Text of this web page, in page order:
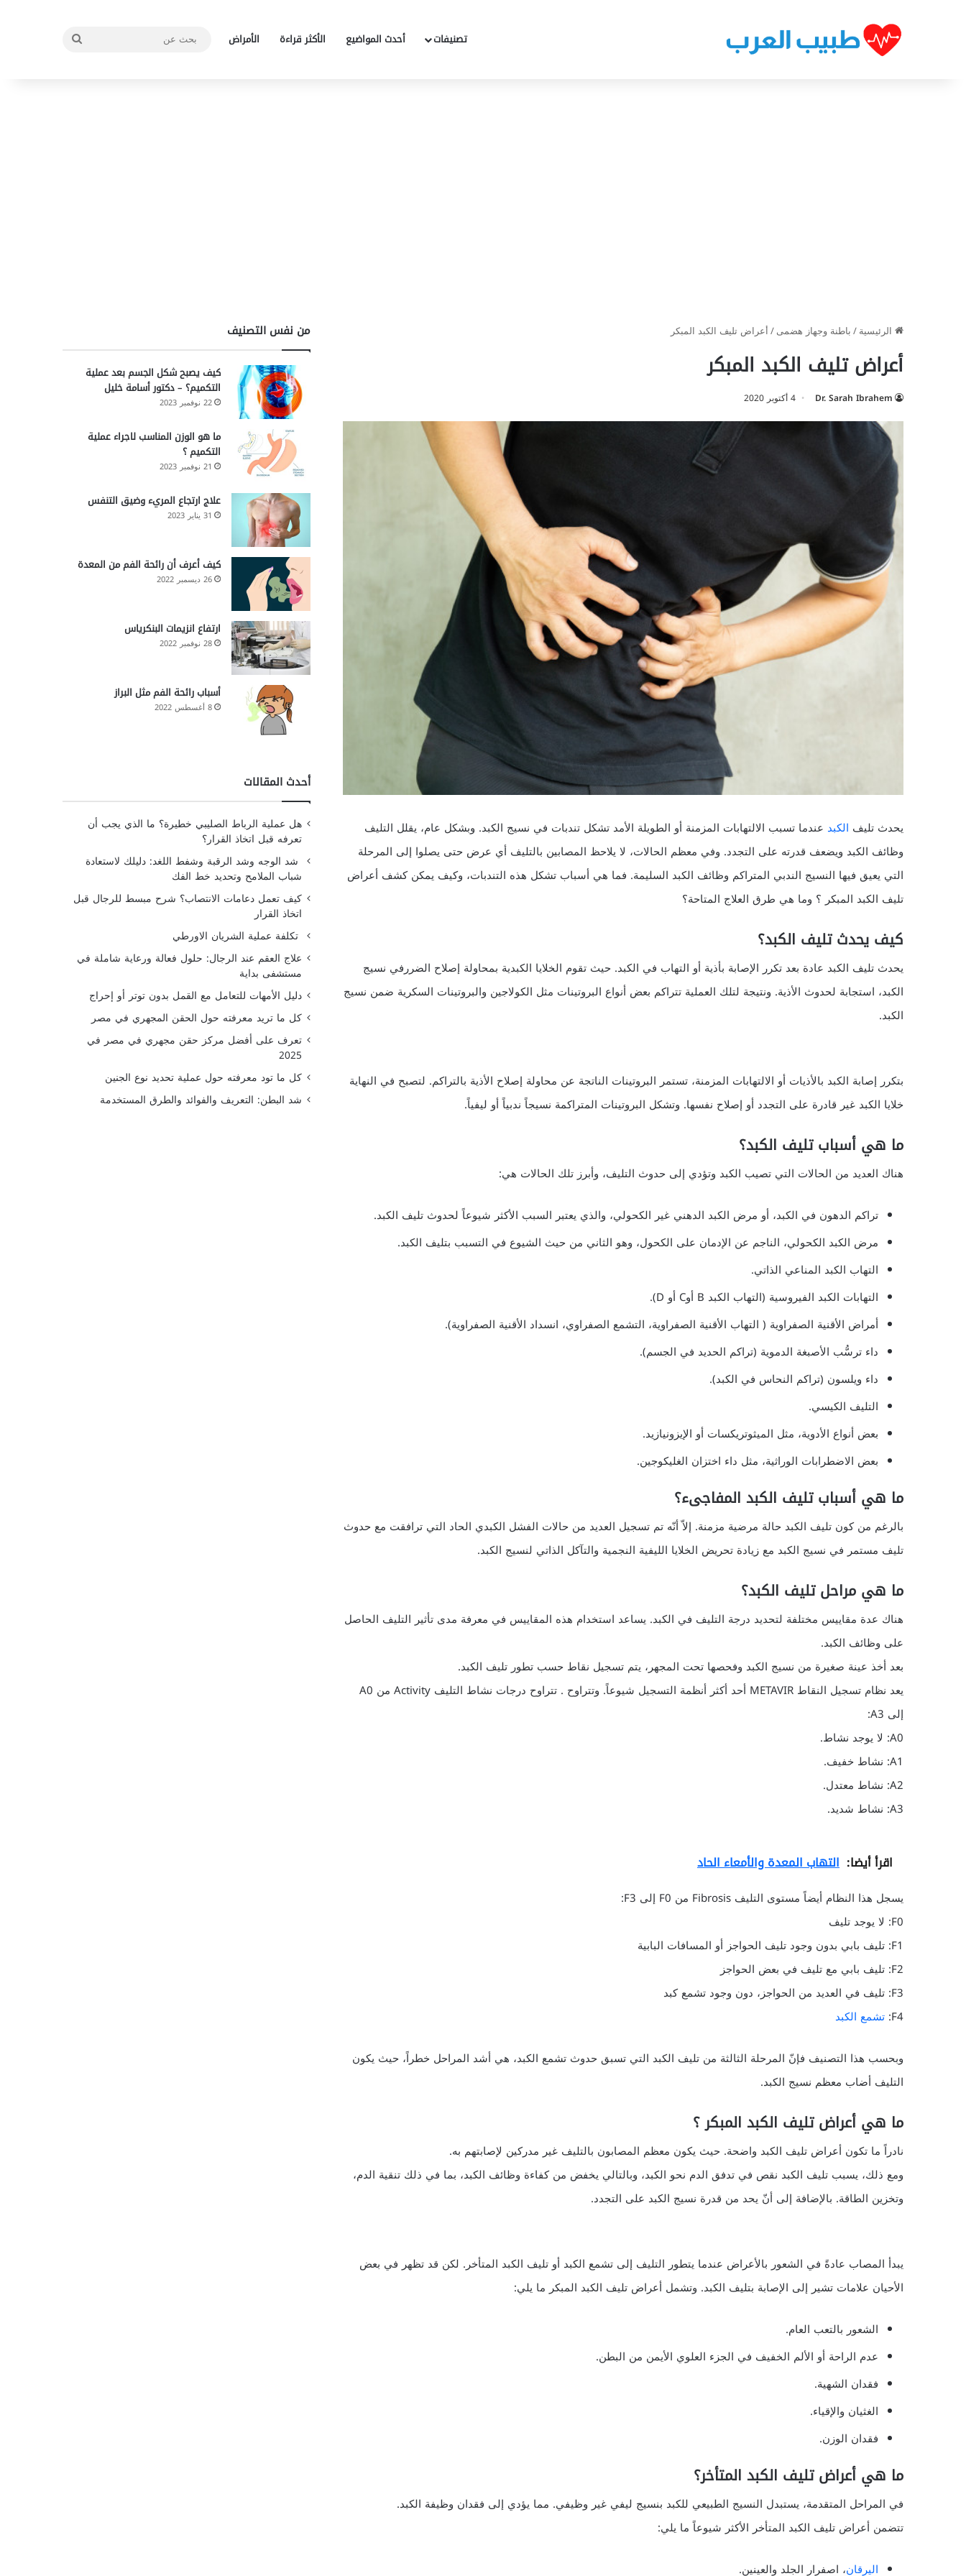
تصنيفات أحدث المواضيع الأكثر قراءة الأمراض
بحث
الرئيسية/باطنة وجهاز هضمى/أعراض تليف الكبد المبكر
أعراض تليف الكبد المبكر
Dr. Sarah Ibrahem 4 أكتوبر 2020
يحدث تليف الكبد عندما تسبب الالتهابات المزمنة أو الطويلة الأمد تشكل تندبات في نسيج الكبد. وبشكل عام، يقلل التليف
وظائف الكبد ويضعف قدرته على التجدد. وفي معظم الحالات، لا يلاحظ المصابين بالتليف أي عرض حتى يصلوا إلى المرحلة
التي يعيق فيها النسيج الندبي المتراكم وظائف الكبد السليمة. فما هي أسباب تشكل هذه التندبات، وكيف يمكن كشف أعراض
تليف الكبد المبكر ؟ وما هي طرق العلاج المتاحة؟
كيف يحدث تليف الكبد؟
يحدث تليف الكبد عادة بعد تكرر الإصابة بأذية أو التهاب في الكبد. حيث تقوم الخلايا الكبدية بمحاولة إصلاح الضررفي نسيج
الكبد، استجابة لحدوث الأذية. ونتيجة لتلك العملية تتراكم بعض أنواع البروتينات مثل الكولاجين والبروتينات السكرية ضمن نسيج
الكبد.
بتكرر إصابة الكبد بالأذيات أو الالتهابات المزمنة، تستمر البروتينات الناتجة عن محاولة إصلاح الأذية بالتراكم. لتصبح في النهاية
خلايا الكبد غير قادرة على التجدد أو إصلاح نفسها. وتشكل البروتينات المتراكمة نسيجاً ندبياً أو ليفياً.
ما هي أسباب تليف الكبد؟
هناك العديد من الحالات التي تصيب الكبد وتؤدي إلى حدوث التليف، وأبرز تلك الحالات هي:
تراكم الدهون في الكبد، أو مرض الكبد الدهني غير الكحولي، والذي يعتبر السبب الأكثر شيوعاً لحدوث تليف الكبد.
مرض الكبد الكحولي، الناجم عن الإدمان على الكحول، وهو الثاني من حيث الشيوع في التسبب بتليف الكبد.
التهاب الكبد المناعي الذاتي.
التهابات الكبد الفيروسية (التهاب الكبد B أوC أو D).
أمراض الأقنية الصفراوية ( التهاب الأقنية الصفراوية، التشمع الصفراوي، انسداد الأقنية الصفراوية).
داء ترسُّب الأصبغة الدموية (تراكم الحديد في الجسم).
داء ويلسون (تراكم النحاس في الكبد).
التليف الكيسي.
بعض أنواع الأدوية، مثل الميثوتريكسات أو الإيزونيازيد.
بعض الاضطرابات الوراثية، مثل داء اختزان الغليكوجين.
ما هي أسباب تليف الكبد المفاجىء؟
بالرغم من كون تليف الكبد حالة مرضية مزمنة. إلاّ أنّه تم تسجيل العديد من حالات الفشل الكبدي الحاد التي ترافقت مع حدوث
تليف مستمر في نسيج الكبد مع زيادة تحريض الخلايا الليفية النجمية والتآكل الذاتي لنسيج الكبد.
ما هي مراحل تليف الكبد؟
هناك عدة مقاييس مختلفة لتحديد درجة التليف في الكبد. يساعد استخدام هذه المقاييس في معرفة مدى تأثير التليف الحاصل
على وظائف الكبد.
بعد أخذ عينة صغيرة من نسيج الكبد وفحصها تحت المجهر، يتم تسجيل نقاط حسب تطور تليف الكبد.
يعد نظام تسجيل النقاط METAVIR أحد أكثر أنظمة التسجيل شيوعاً. وتتراوح . تتراوح درجات نشاط التليف Activity من A0
إلى A3:
A0: لا يوجد نشاط.
A1: نشاط خفيف.
A2: نشاط معتدل.
A3: نشاط شديد.
اقرأ أيضا: التهاب المعدة والأمعاء الحاد
يسجل هذا النظام أيضاً مستوى التليف Fibrosis من F0 إلى F3:
F0: لا يوجد تليف
F1: تليف بابي بدون وجود تليف الحواجز أو المسافات البابية
F2: تليف بابي مع تليف في بعض الحواجز
F3: تليف في العديد من الحواجز، دون وجود تشمع كبد
F4: تشمع الكبد
وبحسب هذا التصنيف فإنّ المرحلة الثالثة من تليف الكبد التي تسبق حدوث تشمع الكبد، هي أشد المراحل خطراً، حيث يكون
التليف أضاب معظم نسيج الكبد.
ما هي أعراض تليف الكبد المبكر ؟
نادراً ما تكون أعراض تليف الكبد واضحة. حيث يكون معظم المصابون بالتليف غير مدركين لإصابتهم به.
ومع ذلك، يسبب تليف الكبد نقص في تدفق الدم نحو الكبد، وبالتالي يخفض من كفاءة وظائف الكبد، بما في ذلك تنقية الدم،
وتخزين الطاقة. بالإضافة إلى أنّ يحد من قدرة نسيج الكبد على التجدد.
يبدأ المصاب عادةً في الشعور بالأعراض عندما يتطور التليف إلى تشمع الكبد أو تليف الكبد المتأخر. لكن قد تظهر في بعض
الأحيان علامات تشير إلى الإصابة بتليف الكبد. وتشمل أعراض تليف الكبد المبكر ما يلي:
الشعور بالتعب العام.
عدم الراحة أو الألم الخفيف في الجزء العلوي الأيمن من البطن.
فقدان الشهية.
الغثيان والإقياء.
فقدان الوزن.
ما هي أعراض تليف الكبد المتأخر؟
في المراحل المتقدمة، يستبدل النسيج الطبيعي للكبد بنسيج ليفي غير وظيفي. مما يؤدي إلى فقدان وظيفة الكبد.
تتضمن أعراض تليف الكبد المتأخر الأكثر شيوعاً ما يلي:
اليرقان، اصفرار الجلد والعينين.
من نفس التصنيف
كيف يصبح شكل الجسم بعد عملية
التكميم؟ – دكتور أسامة خليل
22 نوفمبر 2023
ما هو الوزن المناسب لاجراء عملية
التكميم ؟
21 نوفمبر 2023
علاج ارتجاع المريء وضيق التنفس
31 يناير 2023
كيف أعرف أن رائحة الفم من المعدة
26 ديسمبر 2022
ارتفاع انزيمات البنكرياس
28 نوفمبر 2022
أسباب رائحة الفم مثل البراز
8 أغسطس 2022
أحدث المقالات
هل عملية الرباط الصليبي خطيرة؟ ما الذي يجب أن
تعرفه قبل اتخاذ القرار؟
شد الوجه وشد الرقبة وشفط اللغد: دليلك لاستعادة
شباب الملامح وتحديد خط الفك
كيف تعمل دعامات الانتصاب؟ شرح مبسط للرجال قبل
اتخاذ القرار
تكلفة عملية الشريان الاورطي
علاج العقم عند الرجال: حلول فعالة ورعاية شاملة في
مستشفى بداية
دليل الأمهات للتعامل مع القمل بدون توتر أو إحراج
كل ما تريد معرفته حول الحقن المجهري في مصر
تعرف على أفضل مركز حقن مجهري في مصر في
2025
كل ما تود معرفته حول عملية تحديد نوع الجنين
شد البطن: التعريف والفوائد والطرق المستخدمة